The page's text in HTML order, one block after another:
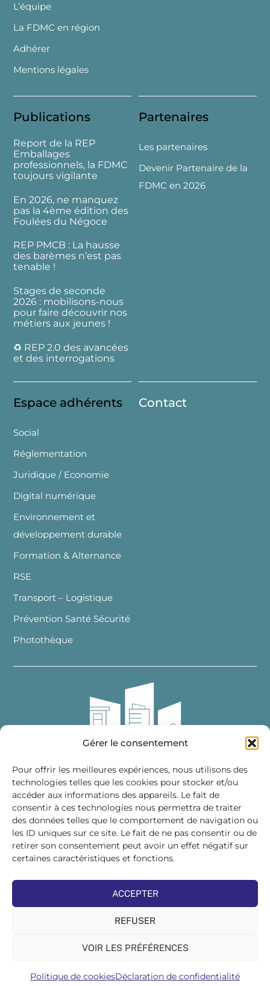
Gérer le consentement
Pour offrir les meilleures expériences, nous utilisons des
technologies telles que les cookies pour stocker et/ou
accéder aux informations des appareils. Le fait de
consentir à ces technologies nous permettra de traiter
des données telles que le comportement de navigation ou
les ID uniques sur ce site. Le fait de ne pas consentir ou de
retirer son consentement peut avoir un effet négatif sur
certaines caractéristiques et fonctions.
ACCEPTER
REFUSER
VOIR LES PRÉFÉRENCES
Politique de cookiesDéclaration de confidentialité
L’équipe
La FDMC en région
Adhérer
Mentions légales
Publications
Report de la REP
Emballages
professionnels, la FDMC
toujours vigilante
En 2026, ne manquez
pas la 4ème édition des
Foulées du Négoce
REP PMCB : La hausse
des barèmes n’est pas
tenable !
Stages de seconde
2026 : mobilisons-nous
pour faire découvrir nos
métiers aux jeunes !
♻️ REP 2.0 des avancées
et des interrogations
Partenaires
Les partenaires
Devenir Partenaire de la
FDMC en 2026
Espace adhérents
Social
Réglementation
Juridique / Economie
Digital numérique
Environnement et
développement durable
Formation & Alternance
RSE
Transport – Logistique
Prévention Santé Sécurité
Photothèque
Contact
Fédération des Distributeurs
de Matériaux de Construction
215 bis, boulevard Saint-Germain
75007 PARIS
Tél : 01 45 48 28 44
Suivez-nous sur les réseaux sociaux :